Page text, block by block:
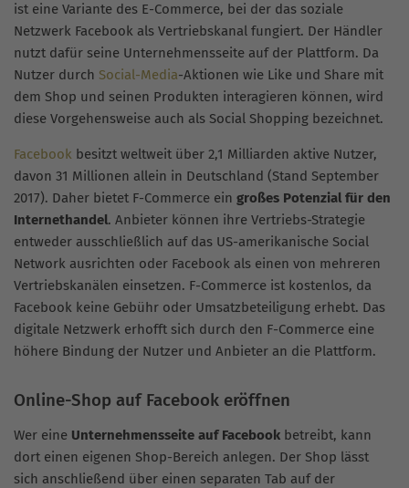
ist eine Variante des E-Commerce, bei der das soziale
Netzwerk Facebook als Vertriebskanal fungiert. Der Händler
nutzt dafür seine Unternehmensseite auf der Plattform. Da
Nutzer durch Social-Media-Aktionen wie Like und Share mit
dem Shop und seinen Produkten interagieren können, wird
diese Vorgehensweise auch als Social Shopping bezeichnet.
Facebook besitzt weltweit über 2,1 Milliarden aktive Nutzer,
davon 31 Millionen allein in Deutschland (Stand September
2017). Daher bietet F-Commerce ein großes Potenzial für den
Internethandel. Anbieter können ihre Vertriebs-Strategie
entweder ausschließlich auf das US-amerikanische Social
Network ausrichten oder Facebook als einen von mehreren
Vertriebskanälen einsetzen. F-Commerce ist kostenlos, da
Facebook keine Gebühr oder Umsatzbeteiligung erhebt. Das
digitale Netzwerk erhofft sich durch den F-Commerce eine
höhere Bindung der Nutzer und Anbieter an die Plattform.
Online-Shop auf Facebook eröffnen
Wer eine Unternehmensseite auf Facebook betreibt, kann
dort einen eigenen Shop-Bereich anlegen. Der Shop lässt
sich anschließend über einen separaten Tab auf der